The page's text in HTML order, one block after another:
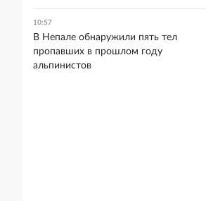
10:57
В Непале обнаружили пять тел
пропавших в прошлом году
альпинистов